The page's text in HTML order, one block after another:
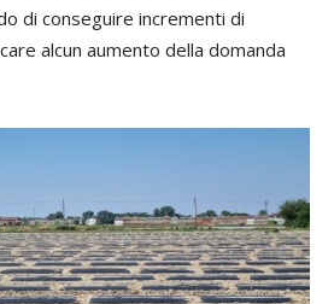
di conseguire incrementi di
alcun aumento della domanda